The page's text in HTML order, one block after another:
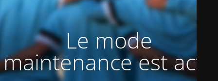
Le mode
maintenance est actif